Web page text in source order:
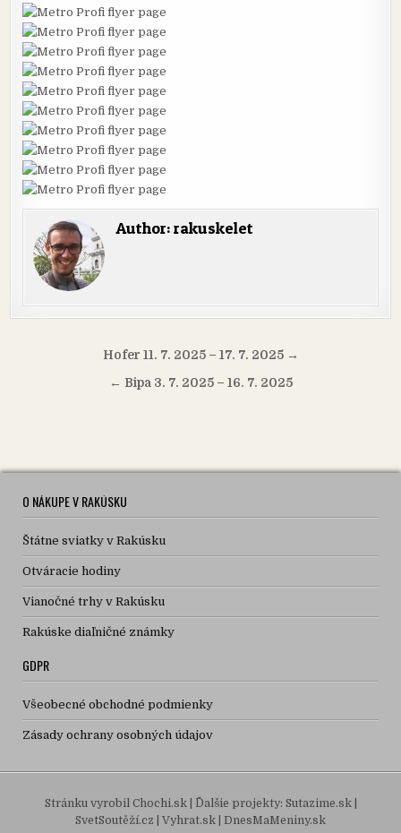
Author:rakuskelet
NavigáciaHofer 11. 7. 2025 – 17. 7. 2025 →
← Bipa 3. 7. 2025 – 16. 7. 2025
O NÁKUPE V RAKÚSKU
Štátne sviatky v Rakúsku
Otváracie hodiny
Vianočné trhy v Rakúsku
Rakúske diaľničné známky
GDPR
Všeobecné obchodné podmienky
Zásady ochrany osobných údajov
Stránku vyrobil Chochi.sk| Ďalšie projekty: Sutazime.sk|
SvetSoutěží.cz
Vyhrat.sk DnesMaMeniny.sk